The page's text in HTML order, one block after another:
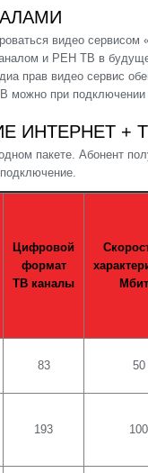
видео сервисом
и РЕН ТВ в
прав видео сервис
можно при
ИНТЕРНЕТ +
пакете. Абонент
Цифровой
формат
ТВ каналы
83 50
193 100